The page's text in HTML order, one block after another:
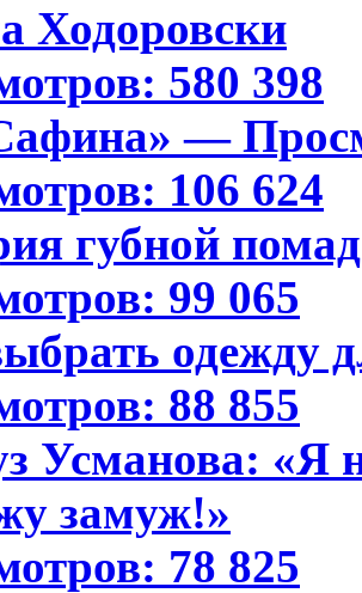
Ходоровски
580 398
—
106 624
губной
99 065
одежду
88 855
Усманова: «Я
замуж!»
78 825